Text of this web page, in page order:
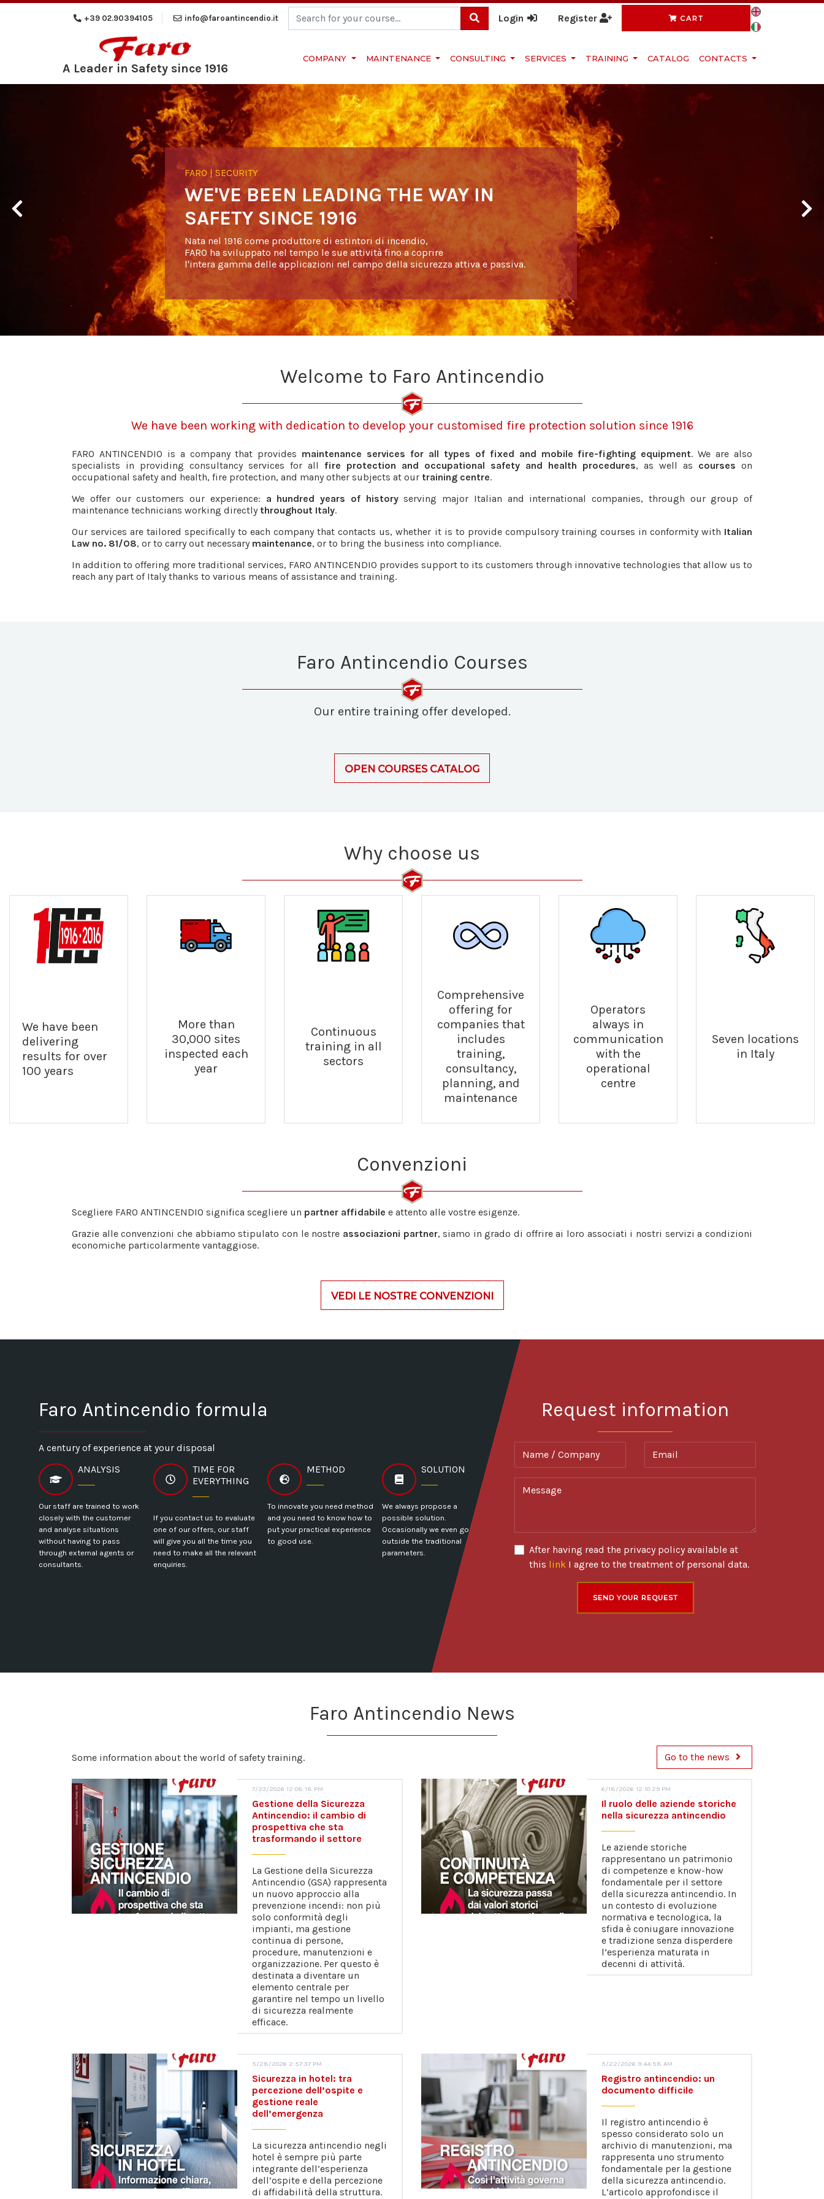
+39 02.90394105 info@faroantincendio.it
Cerca
Login Register CART
A Leader in Safety since 1916
COMPANY MAINTENANCE CONSULTING SERVICES TRAINING CATALOG CONTACTS
FARO | SECURITY
WE'VE BEEN LEADING THE WAY IN
SAFETY SINCE 1916
Nata nel 1916 come produttore di estintori di incendio,
FARO ha sviluppato nel tempo le sue attività fino a coprire
l'intera gamma delle applicazioni nel campo della sicurezza attiva e passiva.
Previous
Welcome to Faro Antincendio
We have been working with dedication to develop your customised fire protection solution since 1916
FARO ANTINCENDIO is a company that provides maintenance services for all types of fixed and mobile fire-fighting equipment. We are also
specialists in providing consultancy services for all fire protection and occupational safety and health procedures, as well as courses on
occupational safety and health, fire protection, and many other subjects at our training centre.
We offer our customers our experience: a hundred years of historyserving major Italian and international companies, through our group of
maintenance technicians working directly throughout Italy.
Our services are tailored specifically to each company that contacts us, whether it is to provide compulsory training courses in conformity with Italian
Law no. 81/08, or to carry out necessary maintenance, or to bring the business into compliance.
In addition to offering more traditional services, FARO ANTINCENDIO provides support to its customers through innovative technologies that allow us to
reach any part of Italy thanks to various means of assistance and training.
Faro Antincendio Courses
Our entire training offer developed.
OPEN COURSES CATALOG
Why choose us
We have been
delivering
results for over
100 years
More than
30,000 sites
inspected each
year
Continuous
training in all
sectors
Comprehensive
offering for
companies that
includes
training,
consultancy,
planning, and
maintenance
Operators
always in
communication
with the
operational
centre
Seven locations
in Italy
Convenzioni
Scegliere FARO ANTINCENDIO significa scegliere un partner affidabile e attento alle vostre esigenze.
Grazie alle convenzioni che abbiamo stipulato con le nostre associazioni partner, siamo in grado di offrire ai loro associati i nostri servizi a condizioni
economiche particolarmente vantaggiose.
VEDI LE NOSTRE CONVENZIONI
Faro Antincendio formula
A century of experience at your disposal
ANALYSIS
Our staff are trained to work
closely with the customer
and analyse situations
without having to pass
through external agents or
consultants.
TIME FOR
EVERYTHING
If you contact us to evaluate
one of our offers, our staff
will give you all the time you
need to make all the relevant
enquiries.
METHOD
To innovate you need method
and you need to know how to
put your practical experience
to good use.
SOLUTION
We always propose a
possible solution.
Occasionally we even go
outside the traditional
parameters.
Request information
Name / Company
After having read the privacy policy available at
this link I agree to the treatment of personal data.
SEND YOUR REQUEST
Faro Antincendio News
Some information about the world of safety training. Go to the news
7/23/2026 12:08:18 PM
Gestione della Sicurezza
Antincendio: il cambio di
prospettiva che sta
trasformando il settore
La Gestione della Sicurezza
Antincendio (GSA) rappresenta
un nuovo approccio alla
prevenzione incendi: non più
solo conformità degli
impianti, ma gestione
continua di persone,
procedure, manutenzioni e
organizzazione. Per questo è
destinata a diventare un
elemento centrale per
garantire nel tempo un livello
di sicurezza realmente
efficace.
6/18/2026 12:10:29 PM
Il ruolo delle aziende storiche
nella sicurezza antincendio
Le aziende storiche
rappresentano un patrimonio
di competenze e know-how
fondamentale per il settore
della sicurezza antincendio. In
un contesto di evoluzione
normativa e tecnologica, la
sfida è coniugare innovazione
e tradizione senza disperdere
l’esperienza maturata in
decenni di attività.
5/28/2026 2:57:37 PM
Sicurezza in hotel: tra
percezione dell’ospite e
gestione reale
dell’emergenza
La sicurezza antincendio negli
hotel è sempre più parte
integrante dell’esperienza
dell’ospite e della percezione
di affidabilità della struttura.
5/22/2026 9:44:58 AM
Registro antincendio: un
documento difficile
Il registro antincendio è
spesso considerato solo un
archivio di manutenzioni, ma
rappresenta uno strumento
fondamentale per la gestione
della sicurezza antincendio.
L’articolo approfondisce il